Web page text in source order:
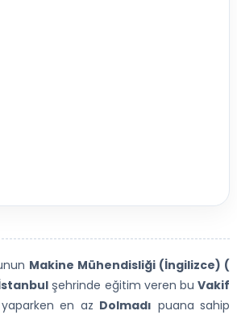
Makine Mühendisliği (İngilizce) (
şehrinde eğitim veren buVakif
yaparken en az Dolmadı puana sahip